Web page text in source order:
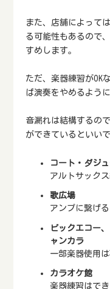
また、店舗によって
る可能性もあるので
すめします。
ただ、楽器練習がOK
ば演奏をやめるよう
音漏れは結構するの
ができているといいで
コート・ダジ
アルトサック
歌広場
アンプに繋げ
ビックエコー
ャンカラ
一部楽器使用
カラオケ館
楽器練習はでき